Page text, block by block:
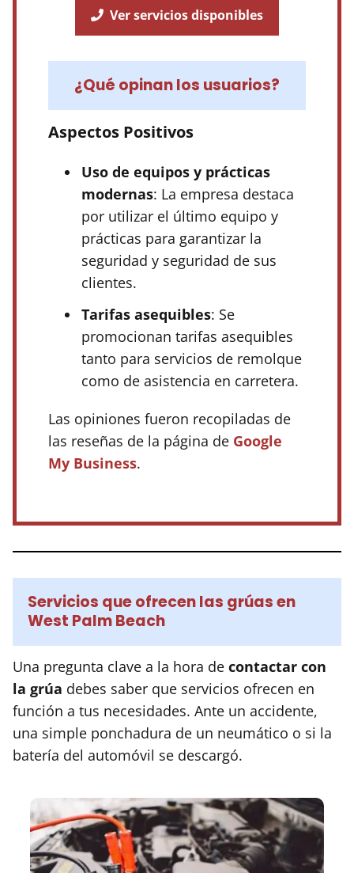
Ver servicios disponibles
¿Qué opinan los usuarios?
Aspectos Positivos
Uso de equipos y prácticas
modernas: La empresa destaca
por utilizar el último equipo y
prácticas para garantizar la
seguridad y seguridad de sus
clientes.
Tarifas asequibles: Se
promocionan tarifas asequibles
tanto para servicios de remolque
como de asistencia en carretera.
Las opiniones fueron recopiladas de
las reseñas de la página de Google
My Business.
Servicios que ofrecen las grúas en
West Palm Beach
Una pregunta clave a la hora de contactar con
la grúa debes saber que servicios ofrecen en
función a tus necesidades. Ante un accidente,
una simple ponchadura de un neumático o si la
batería del automóvil se descargó.